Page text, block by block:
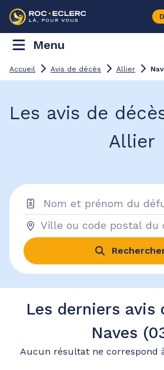
Menu
Accueil Avis de décès Allier
Les avis de
Allier
Les derniers avis
Naves
Aucun résultat ne correspond